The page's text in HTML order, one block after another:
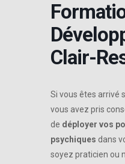
Clair-
Si vous êtes arrivé
vous avez pris
de déployer vos
psychiques dans
soyez praticien ou